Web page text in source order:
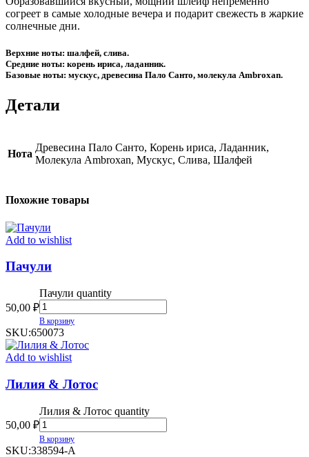
согреет в самые холодные вечера и подарит свежесть в жаркие
солнечные дни.
Верхние ноты: шалфей, слива.
Средние ноты: корень ириса, ладанник.
Базовые ноты: мускус, древесина Пало Санто, молекула Ambroxan.
Детали
Нота
Древесина Пало Санто, Корень ириса, Ладанник,
Молекула Ambroxan, Мускус, Слива, Шалфей
Похожие товары
Add to wishlist
Пачули
50,00 ₽
Пачули quantity
В корзину
SKU:650073
Add to wishlist
Лилия & Лотос
50,00 ₽
Лилия & Лотос quantity
В корзину
SKU:338594-А